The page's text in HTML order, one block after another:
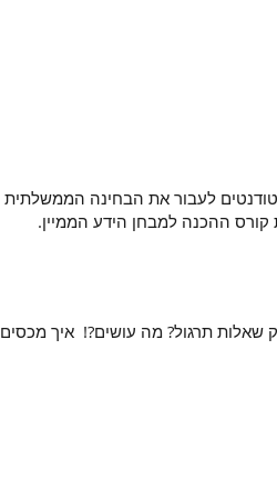
בהכנה לבחינות הסמכה בסיעוד משנת 1999, וסייעה לאלפי סטודנטים לעבור את הבחינה הממשלתית
ההכנה למבחן הידע הממיין.
תרגול? מה עושים?! איך מכסים